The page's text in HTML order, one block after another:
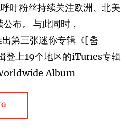
吁粉丝持续关注欧洲、北美
布。 与此同时，
第三张迷你专辑《[춤
登上19个地区的iTunes专辑
Album